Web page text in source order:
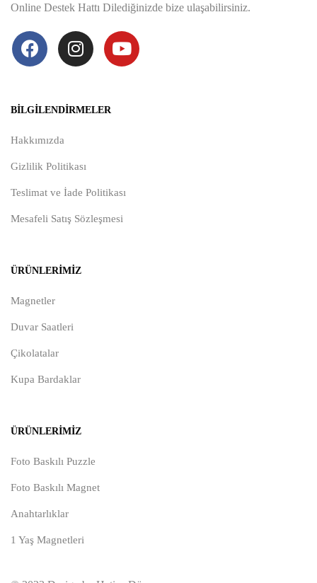
Online Destek Hattı Dilediğinizde bize ulaşabilirsiniz.
BILGILENDIRMELER
Hakkımızda
Gizlilik Politikası
Teslimat ve İade Politikası
Mesafeli Satış Sözleşmesi
ÜRÜNLERIMIZ
Magnetler
Duvar Saatleri
Çikolatalar
Kupa Bardaklar
ÜRÜNLERIMIZ
Foto Baskılı Puzzle
Foto Baskılı Magnet
Anahtarlıklar
1 Yaş Magnetleri